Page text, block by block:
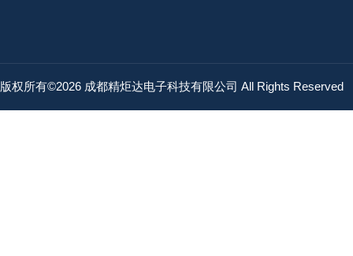
版权所有©2026 成都精炬达电子科技有限公司 All Rights Reserved